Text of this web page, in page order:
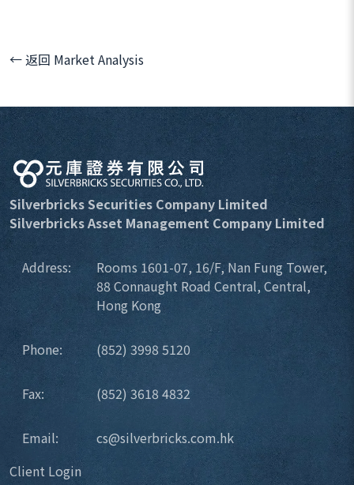
← 返回 Market Analysis
Silverbricks Securities Company Limited
Silverbricks Asset Management Company Limited
Address:
Rooms 1601-07, 16/F, Nan Fung Tower,
88 Connaught Road Central, Central,
Hong Kong
Phone: (852) 3998 5120
Fax: (852) 3618 4832
Email:
cs@silverbricks.com.hk
Client Login